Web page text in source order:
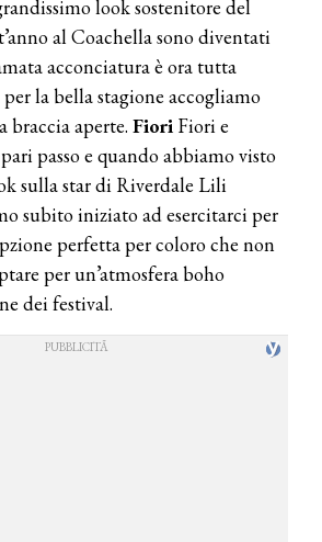
look sostenitore del
al Coachella sono diventati
acconciatura è ora tutta
la bella stagione accogliamo
braccia aperte. Fiori Fiori e
passo e quando abbiamo visto
sulla star di Riverdale Lili
subito iniziato ad esercitarci per
perfetta per coloro che non
per un’atmosfera boho
dei festival.